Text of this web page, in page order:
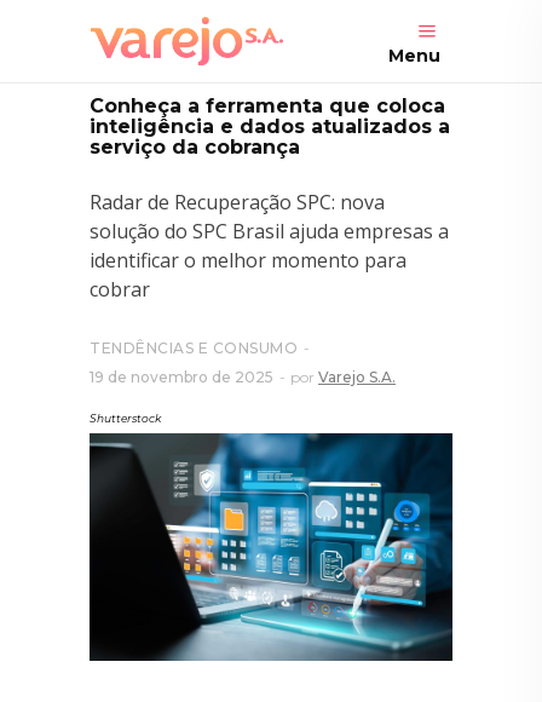
Menu
Conheça a ferramenta que coloca
inteligência e dados atualizados a
serviço da cobrança
Radar de Recuperação SPC: nova
solução do SPC Brasil ajuda empresas a
identificar o melhor momento para
cobrar
TENDÊNCIAS E CONSUMO
19 de novembro de 2025
por Varejo S.A.
Shutterstock